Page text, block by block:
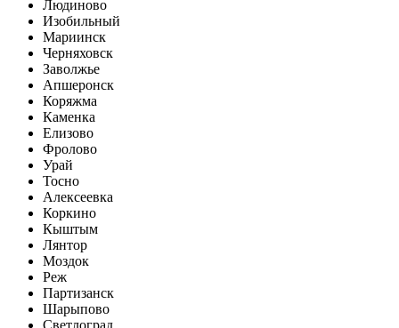
Людиново
Изобильный
Мариинск
Черняховск
Заволжье
Апшеронск
Коряжма
Каменка
Елизово
Фролово
Урай
Тосно
Алексеевка
Коркино
Кыштым
Лянтор
Моздок
Реж
Партизанск
Шарыпово